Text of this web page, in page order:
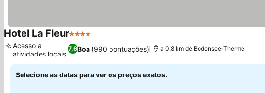
Hotel La Fleur4 Estrelas
7,6Boa (990 pontuações)
Acesso a
atividades locais
a 0.8 km de Bodensee-Therme
Selecione as datas para ver os preços exatos.